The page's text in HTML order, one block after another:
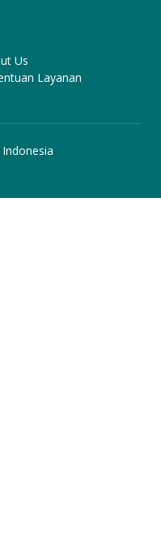
Us
Layanan